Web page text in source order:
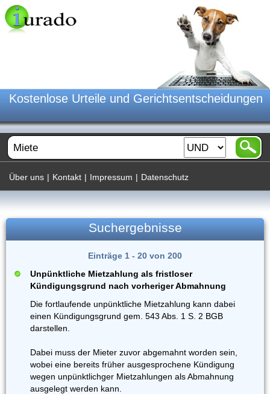
Kostenlose Urteile und Gerichtsentscheidungen
Über uns | Kontakt | Impressum | Datenschutz
Suchergebnisse
Einträge 1 - 20 von 200
Unpünktliche Mietzahlung als fristloser
Kündigungsgrund nach vorheriger Abmahnung
Die fortlaufende unpünktliche Mietzahlung kann dabei
einen Kündigungsgrund gem. 543 Abs. 1 S. 2 BGB
darstellen.
Dabei muss der Mieter zuvor abgemahnt worden sein,
wobei eine bereits früher ausgesprochene Kündigung
wegen unpünktlichger Mietzahlungen als Abmahnung
ausgelegt werden kann.